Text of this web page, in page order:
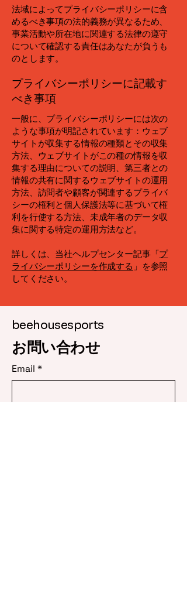
法域によってプライバシーポリシーに含
めるべき事項の法的義務が異なるため、
事業活動や所在地に関連する法律の遵守
について確認する責任はあなたが負うも
のとします。
プライバシーポリシーに記載す
べき事項
一般に、プライバシーポリシーには次の
ような事項が明記されています：ウェブ
サイトが収集する情報の種類とその収集
方法、ウェブサイトがこの種の情報を収
集する理由についての説明、第三者との
情報の共有に関するウェブサイトの運用
方法、訪問者や顧客が関連するプライバ
シーの権利と個人保護法等に基づいて権
利を行使する方法、未成年者のデータ収
集に関する特定の運用方法など。
詳しくは、当社ヘルプセンター記事「プ
ライバシーポリシーを作成する 」を参照
してください。
beehousesports
お問い合わせ
Email *